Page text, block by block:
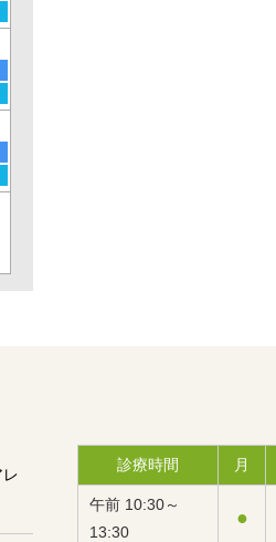
診療時間 月
午前 10:30～
13:30
●